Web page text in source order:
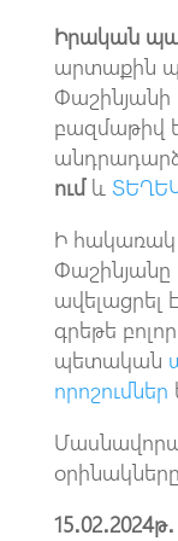
Իրական
արտաքին
Փաշինյանի
բազմաթիվ
ումև
Ի հակառակ
ավելացրել
գրեթե
պետական
որոշումներ
15․02․2024թ․